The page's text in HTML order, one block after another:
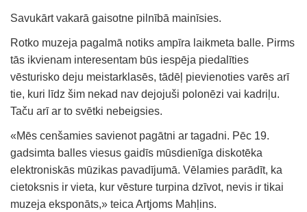
Savukārt vakarā gaisotne pilnībā mainīsies.
Rotko muzeja pagalmā notiks ampīra laikmeta balle. Pirms
tās ikvienam interesentam būs iespēja piedalīties
vēsturisko deju meistarklasēs, tādēļ pievienoties varēs arī
tie, kuri līdz šim nekad nav dejojuši polonēzi vai kadriļu.
Taču arī ar to svētki nebeigsies.
«Mēs cenšamies savienot pagātni ar tagadni. Pēc 19.
gadsimta balles viesus gaidīs mūsdienīga diskotēka
elektroniskās mūzikas pavadījumā. Vēlamies parādīt, ka
cietoksnis ir vieta, kur vēsture turpina dzīvot, nevis ir tikai
muzeja eksponāts,» teica Artjoms Mahļins.